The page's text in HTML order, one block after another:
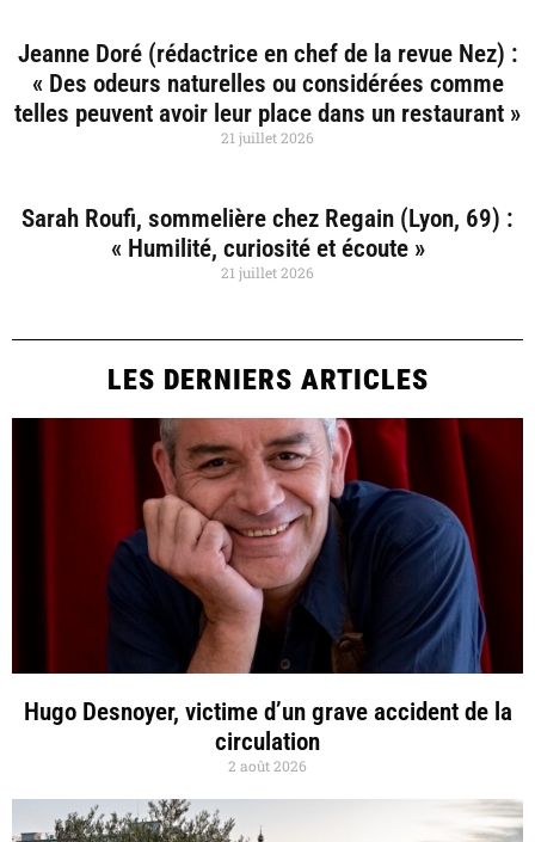
Jeanne Doré (rédactrice en chef de la revue Nez) :
« Des odeurs naturelles ou considérées comme
telles peuvent avoir leur place dans un restaurant »
21 juillet 2026
Sarah Roufi, sommelière chez Regain (Lyon, 69) :
« Humilité, curiosité et écoute »
21 juillet 2026
LES DERNIERS ARTICLES
Hugo Desnoyer, victime d’un grave accident de la
circulation
2 août 2026